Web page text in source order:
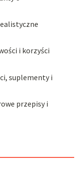
i korzyści
suplementy i
przepisy i